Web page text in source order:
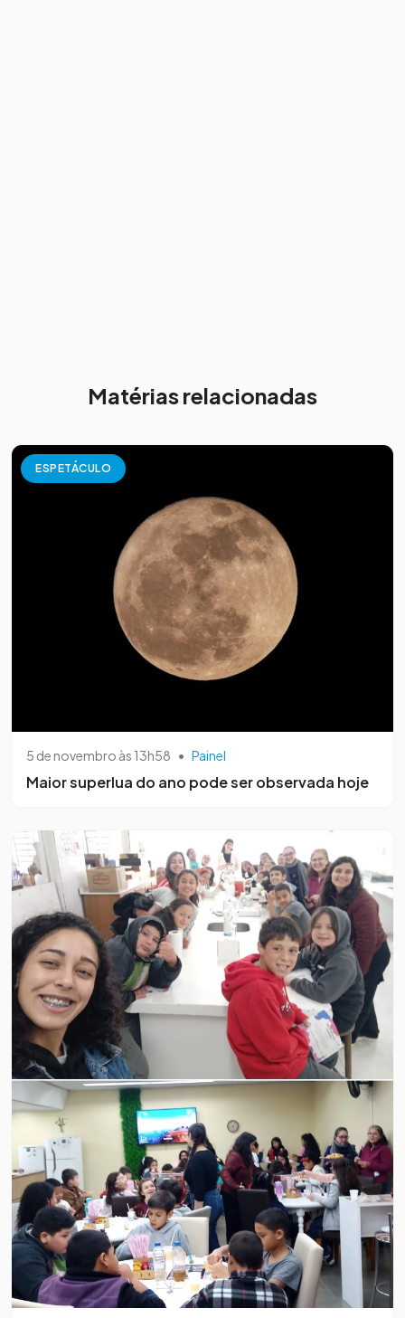
Matérias relacionadas
ESPETÁCULO
5 de novembro às 13h58 • Painel
Maior superlua do ano pode ser observada hoje